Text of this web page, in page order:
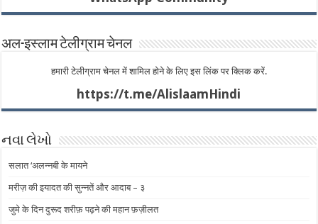
अल-इस्लाम टेलीग्राम चेनल
हमारी टेलीग्राम चेनल में शामिल होने के लिए इस लिंक पर क्लिक करें.
https://t.me/AlislaamHindi
નવા લેખો
सलात ‘अलन्नबी के मायने
मरीज़ की इयादत की सुन्नतें और आदाब – ​​३
जुमे के दिन दुरूद शरीफ़ पढ़ने की महान फ़ज़ीलत